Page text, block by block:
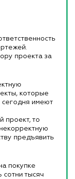
проекта за
которые
сегодня имеют
проект, то
предъявить
покупке
сотни тысяч